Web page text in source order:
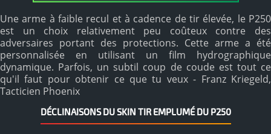
Une arme à faible recul et à cadence de tir élevée, le P250
est un choix relativement peu coûteux contre des
adversaires portant des protections. Cette arme a été
personnalisée en utilisant un film hydrographique
dynamique. Parfois, un subtil coup de coude est tout ce
qu'il faut pour obtenir ce que tu veux - Franz Kriegeld,
Tacticien Phoenix
DÉCLINAISONS DU SKIN TIR EMPLUMÉ DU P250